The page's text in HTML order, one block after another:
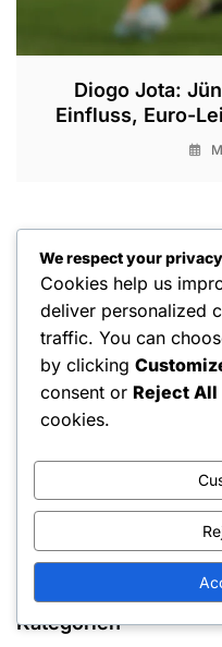
Diogo Jota:
Einfluss, Euro-
Rechtliches
Allgemeine
Cookie-Einstellungen
Kontaktieren Sie uns
Kategorien
We respect your privacy
Cookies help us
deliver personalized
traffic. You can
by clicking
consent or Reject All
cookies.